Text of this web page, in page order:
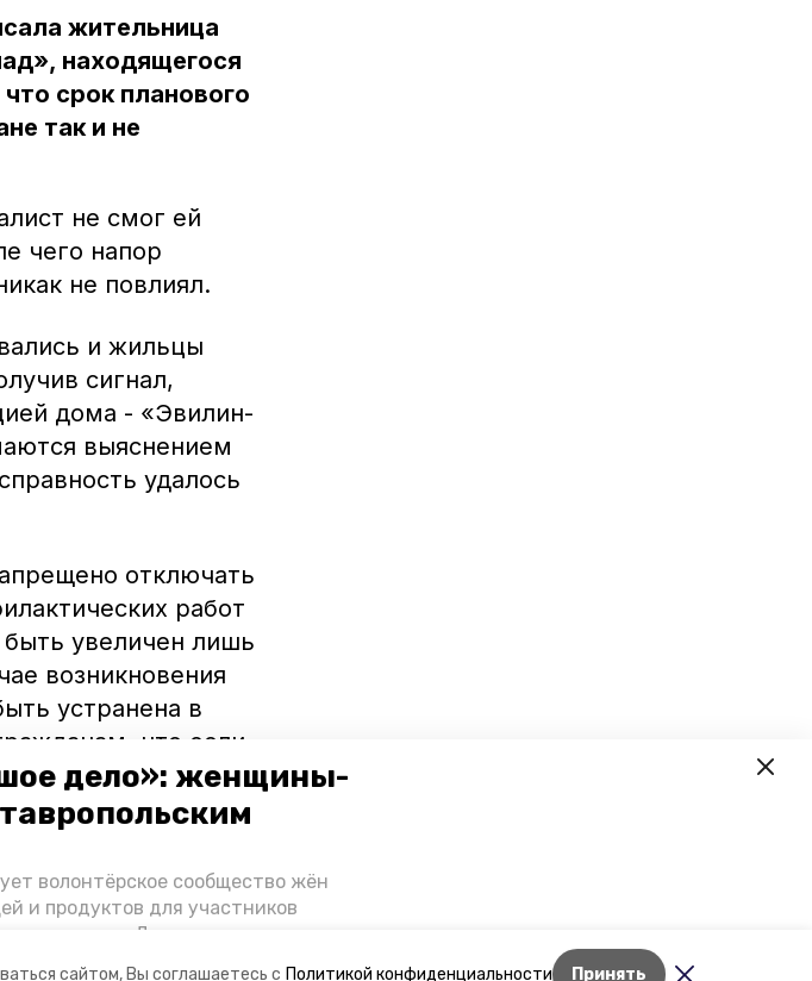
сайтом, Вы соглашаетесь с Политикой конфиденциальности Принять
дело»: женщины-
волонтёрское сообщество жён
и продуктов для участников
передовую. Девушки рассказали
Лента новостей
жительница
находящегося
срок планового
так и не
не смог ей
чего напор
не повлиял.
и жильцы
сигнал,
дома - «Эвилин-
выяснением
удалось
отключать
работ
увеличен лишь
возникновения
устранена в
что если
обратиться в
не